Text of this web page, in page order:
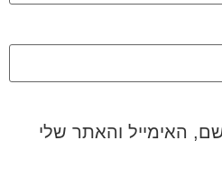
האימייל והאתר שלי